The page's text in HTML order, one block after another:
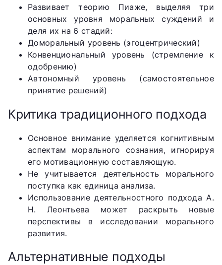
Развивает теорию Пиаже, выделяя три
основных уровня моральных суждений и
деля их на 6 стадий:
Доморальный уровень (эгоцентрический)
Конвенциональный уровень (стремление к
одобрению)
Автономный уровень (самостоятельное
принятие решений)
Критика традиционного подхода
Основное внимание уделяется когнитивным
аспектам морального сознания, игнорируя
его мотивационную составляющую.
Не учитывается деятельность морального
поступка как единица анализа.
Использование деятельностного подхода А.
Н. Леонтьева может раскрыть новые
перспективы в исследовании морального
развития.
Альтернативные подходы